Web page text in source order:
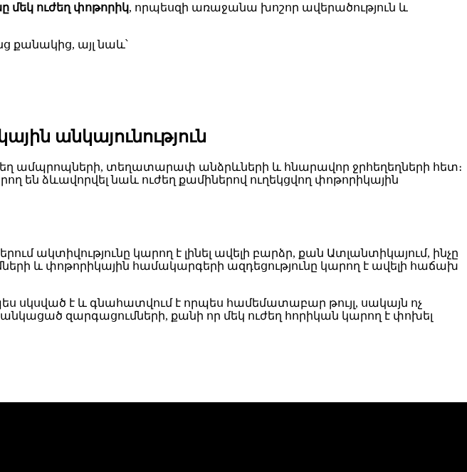
մեկ ուժեղ փոթորիկ, որպեսզի առաջանա խոշոր ավերածություն և
քանակից, այլ նաև՝
անկայունություն
ամպրոպների, տեղատարափ անձրևների և հնարավոր ջրհեղեղների հետ։
ձևավորվել նաև ուժեղ քամիներով ուղեկցվող փոթորիկային
ակտիվությունը կարող է լինել ավելի բարձր, քան Ատլանտիկայում, ինչը
և փոթորիկային համակարգերի ազդեցությունը կարող է ավելի հաճախ
սկսված է և գնահատվում է որպես համեմատաբար թույլ, սակայն ոչ
զարգացումների, քանի որ մեկ ուժեղ հորիկան կարող է փոխել